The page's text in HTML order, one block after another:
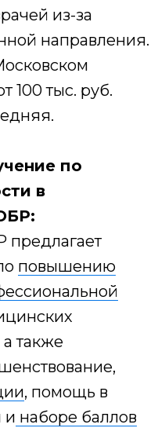
из-за
направления.
100 тыс. руб.
по
в
повышению
также
, помощь в
и наборе баллов